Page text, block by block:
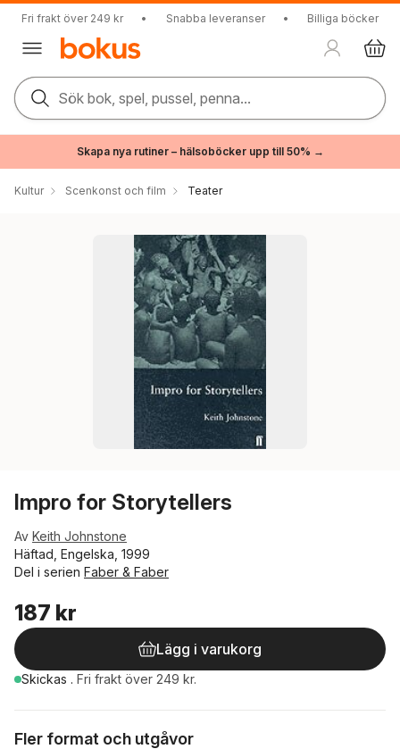
Fri frakt över 249 kr • Snabba leveranser • Billiga böcker
Sök bok, spel, pussel, penna...
Skapa nya rutiner – hälsoböcker upp till 50% →
Kultur Scenkonst och film Teater
Impro for Storytellers
Av Keith Johnstone
Häftad, Engelska, 1999
Del i serien Faber & Faber
187 kr
Lägg i varukorg
Skickas . Fri frakt över 249 kr.
Fler format och utgåvor